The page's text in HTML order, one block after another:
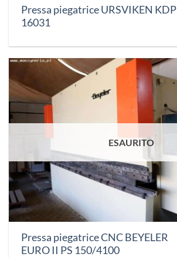
Pressa piegatrice URSVIKEN KDP
16031
ESAURITO
Pressa piegatrice CNC BEYELER
EURO II PS 150/4100